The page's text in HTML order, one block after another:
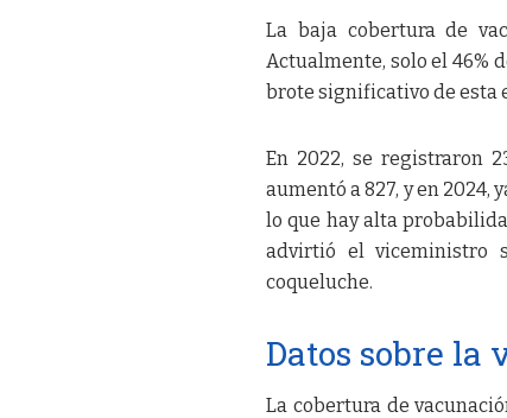
La baja cobertura de
Actualmente, solo el 46%
brote significativo de esta
En 2022, se registraron
aumentó a 827, y en 2024,
lo que hay alta
advirtió el viceministro
coqueluche.
Datos sobre la
La cobertura de